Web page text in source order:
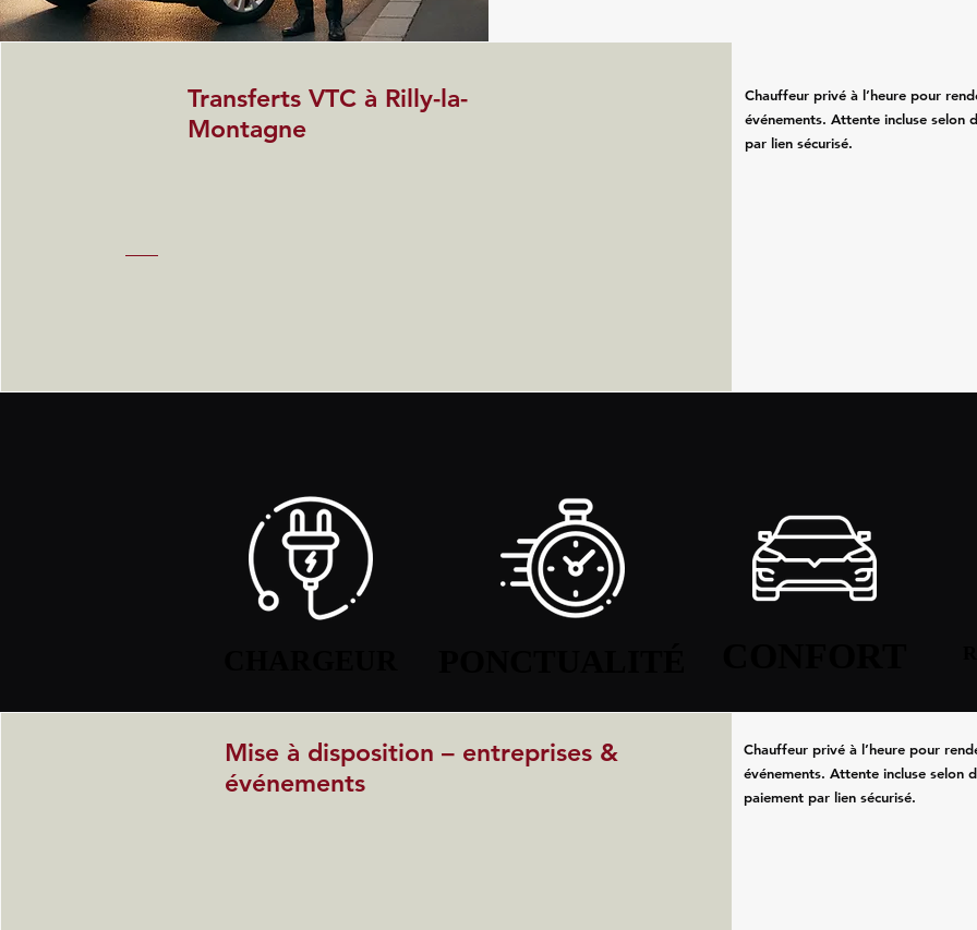
Transferts VTC à Rilly-la-
Montagne
Chauffeur privé à l’heure pour
événements. Attente incluse selon
par lien sécurisé.
Mise à disposition – entreprises &
événements
Chauffeur privé à l’heure pour
événements. Attente incluse selon
paiement par lien sécurisé.